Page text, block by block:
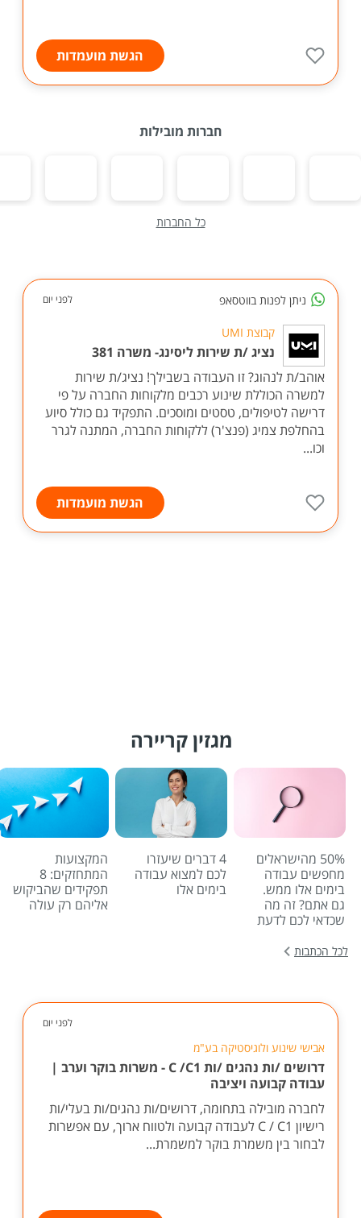
הגשת מועמדות
חברות מובילות
כל החברות
ניתן לפנות בווטסאפ לפני יום
קבוצת UMI
נציג /ת שירות ליסינג- משרה 381
אוהב/ת לנהוג? זו העבודה בשבילך! נציג/ת שירות
למשרה הכוללת שינוע רכבים מלקוחות החברה על פי
דרישה לטיפולים, טסטים ומוסכים. התפקיד גם כולל סיוע
בהחלפת צמיג (פנצ'ר) ללקוחות החברה, המתנה לגרר
וכו...
הגשת מועמדות
מגזין קריירה
50% מהישראלים
מחפשים עבודה
בימים אלו ממש.
גם אתם? זה מה
שכדאי לכם לדעת
4 דברים שיעזרו
לכם למצוא עבודה
בימים אלו
המקצועות
המתחזקים: 8
תפקידים שהביקוש
אליהם רק עולה
לכל הכתבות
לפני יום
אבישי שינוע ולוגיסטיקה בע"מ
דרושים /ות נהגים /ות C /C1 - משרות בוקר וערב |
עבודה קבועה ויציבה
לחברה מובילה בתחומה, דרושים/ות נהגים/ות בעלי/ות
רישיון C / C1 לעבודה קבועה ולטווח ארוך, עם אפשרות
לבחור בין משמרת בוקר למשמרת...